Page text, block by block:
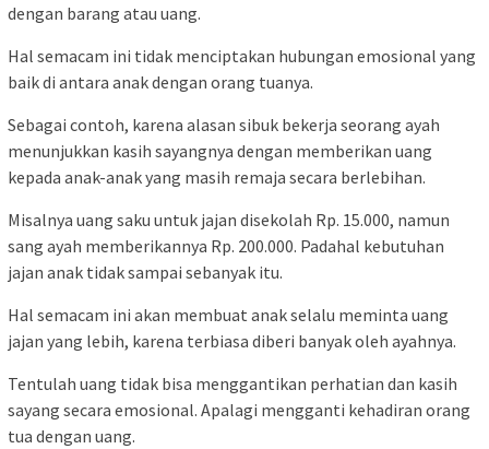
dengan barang atau uang.
Hal semacam ini tidak menciptakan hubungan emosional yang
baik di antara anak dengan orang tuanya.
Sebagai contoh, karena alasan sibuk bekerja seorang ayah
menunjukkan kasih sayangnya dengan memberikan uang
kepada anak-anak yang masih remaja secara berlebihan.
Misalnya uang saku untuk jajan disekolah Rp. 15.000, namun
sang ayah memberikannya Rp. 200.000. Padahal kebutuhan
jajan anak tidak sampai sebanyak itu.
Hal semacam ini akan membuat anak selalu meminta uang
jajan yang lebih, karena terbiasa diberi banyak oleh ayahnya.
Tentulah uang tidak bisa menggantikan perhatian dan kasih
sayang secara emosional. Apalagi mengganti kehadiran orang
tua dengan uang.